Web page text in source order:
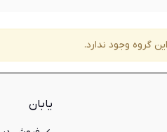
گروه وجود ندارد.
یابان